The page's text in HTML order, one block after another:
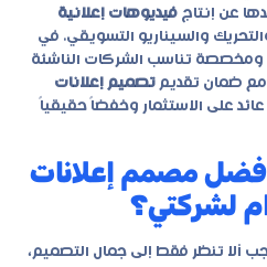
عن إنتاج فيديوهات إعلانية
والسيناريو التسويقي. في
ومخصصة تناسب الشركات الناشئة
مع ضمان تقديم تصميم إعلانات
على الاستثمار وخفضاً حقيقياً
أفضل مصمم إعلانات
لشركتي؟
ألا تنظر فقط إلى جمال التصميم،